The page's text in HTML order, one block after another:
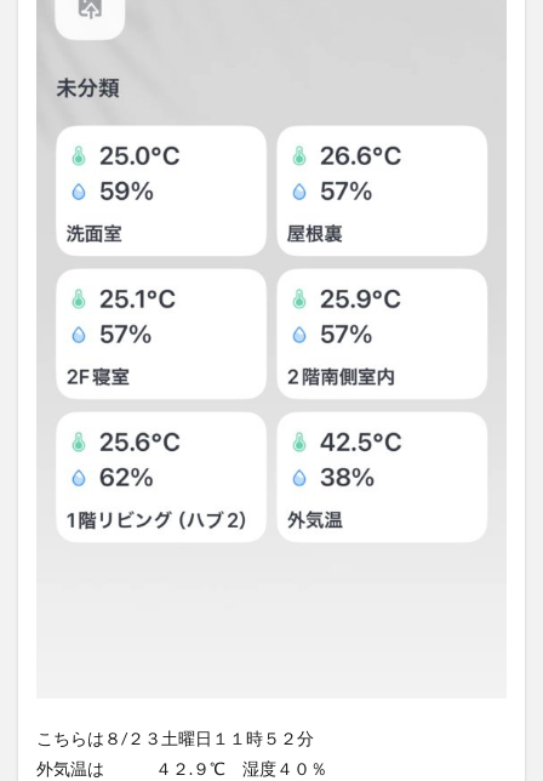
こちらは８/２３土曜日１１時５２分
外気温は ４２.９℃ 湿度４０％